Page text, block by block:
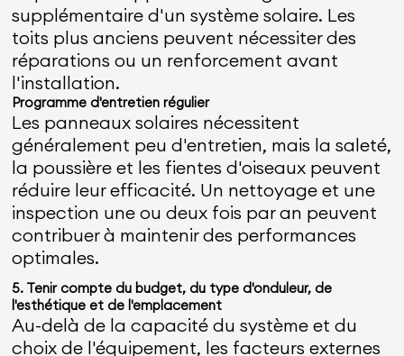
supplémentaire d'un système solaire. Les
toits plus anciens peuvent nécessiter des
réparations ou un renforcement avant
l'installation.
Programme d'entretien régulier
Les panneaux solaires nécessitent
généralement peu d'entretien, mais la saleté,
la poussière et les fientes d'oiseaux peuvent
réduire leur efficacité. Un nettoyage et une
inspection une ou deux fois par an peuvent
contribuer à maintenir des performances
optimales.
5. Tenir compte du budget, du type d'onduleur, de
l'esthétique et de l'emplacement
Au-delà de la capacité du système et du
choix de l'équipement, les facteurs externes